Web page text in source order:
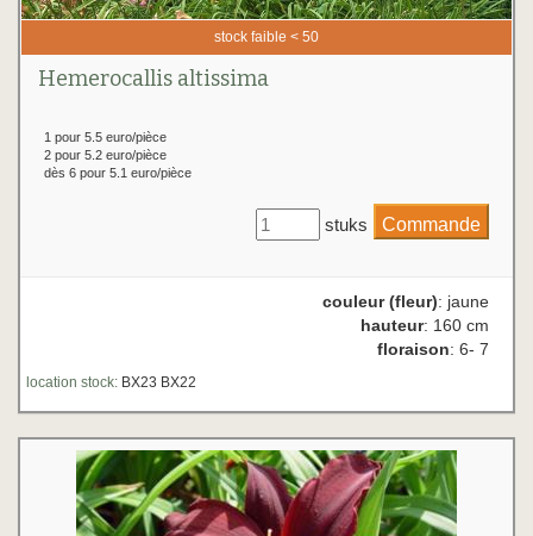
stock faible < 50
Hemerocallis altissima
1 pour 5.5 euro/pièce
2 pour 5.2 euro/pièce
dès 6 pour 5.1 euro/pièce
stuks
couleur (fleur): jaune
hauteur: 160 cm
floraison: 6- 7
location stock: BX23 BX22